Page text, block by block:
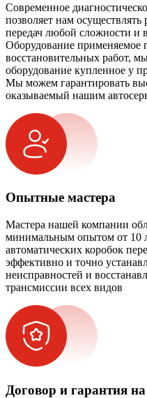
Современное
позволяет нам
передач любой сложности и
Оборудование применяемое
восстановительных работ,
оборудование купленное у
Мы можем гарантировать
оказываемый нашим
Опытные мастера
Мастера нашей компании
минимальным опытом от 10
автоматических коробок
эффективно и точно
неисправностей и
трансмиссии всех видов
Договор и гарантия